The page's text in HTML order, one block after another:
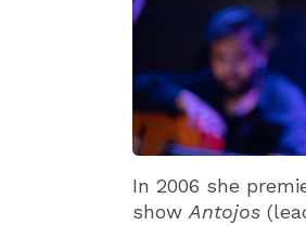
In 2006 she
showAntojos